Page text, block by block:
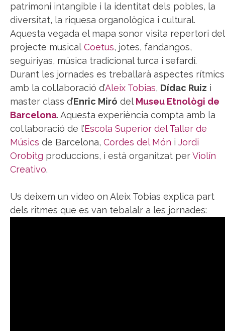
patrimoni intangible i la identitat dels pobles, la
diversitat, la riquesa organològica i cultural.
Aquesta vegada el mapa sonor visita repertori del
projecte musical Coetus, jotes, fandangos,
seguiriyas, música tradicional turca i sefardí.
Durant les jornades es treballarà aspectes rítmics
amb la col.laboració d’Aleix Tobias, Dídac Ruiz i
master class d’Enric Miró del Museu Etnològi de
Barcelona. Aquesta experiència compta amb la
col.laboració de l’Escola Superior del Taller de
Músics de Barcelona, Cordes del Món i Jordi
Orobitg produccions, i està organitzat perViolín
Creativo.
Us deixem un video on Aleix Tobias explica part
dels ritmes que es van tebalalr a les jornades: